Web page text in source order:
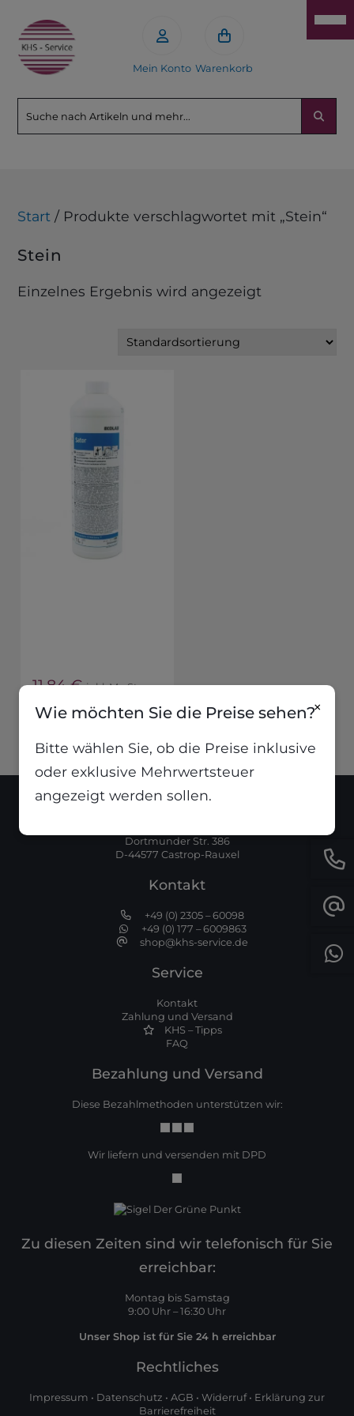
×
Wie möchten Sie die Preise sehen?
Bitte wählen Sie, ob die Preise inklusive
oder exklusive Mehrwertsteuer
angezeigt werden sollen.
Mein Konto Warenkorb
Start / Produkte verschlagwortet mit „Stein“
Stein
Einzelnes Ergebnis wird angezeigt
11,84€ inkl. MwSt
Dortmunder Str. 386
D-44577 Castrop-Rauxel
Kontakt
+49 (0) 2305 – 60098
+49 (0) 177 – 6009863
shop@khs-service.de
Service
Kontakt
Zahlung und Versand
KHS – Tipps
FAQ
Bezahlung und Versand
Diese Bezahlmethoden unterstützen wir:
Wir liefern und versenden mit DPD
Zu diesen Zeiten sind wir telefonisch für Sie
erreichbar:
Montag bis Samstag
9:00 Uhr – 16:30 Uhr
Unser Shop ist für Sie 24 h erreichbar
Rechtliches
Impressum • Datenschutz • AGB • Widerruf• Erklärung zur
Barrierefreiheit